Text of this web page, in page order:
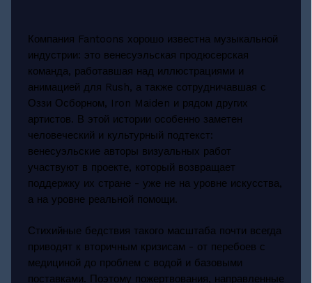
Компания Fantoons хорошо известна музыкальной
индустрии: это венесуэльская продюсерская
команда, работавшая над иллюстрациями и
анимацией для Rush, а также сотрудничавшая с
Оззи Осборном, Iron Maiden и рядом других
артистов. В этой истории особенно заметен
человеческий и культурный подтекст:
венесуэльские авторы визуальных работ
участвуют в проекте, который возвращает
поддержку их стране - уже не на уровне искусства,
а на уровне реальной помощи.
Стихийные бедствия такого масштаба почти всегда
приводят к вторичным кризисам - от перебоев с
медициной до проблем с водой и базовыми
поставками. Поэтому пожертвования, направленные